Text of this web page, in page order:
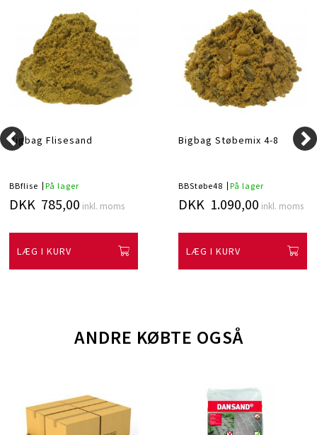
Bigbag Flisesand
BBflise På lager
DKK 785,00 inkl. moms
LÆG I KURV
Bigbag Støbemix 4-8
BBStøbe48 På lager
DKK 1.090,00 inkl. moms
LÆG I KURV
ANDRE KØBTE OGSÅ